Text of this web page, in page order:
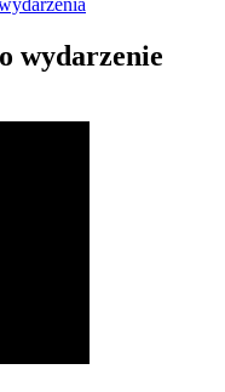
wydarzenie